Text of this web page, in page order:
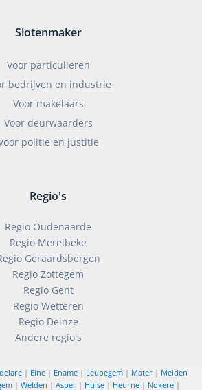
Slotenmaker
Voor particulieren
bedrijven en industrie
Voor makelaars
Voor deurwaarders
politie en justitie
Regio's
Regio Oudenaarde
Regio Merelbeke
Geraardsbergen
Regio Zottegem
Regio Gent
Regio Wetteren
Regio Deinze
Andere regio's
| Eine | Ename | Leupegem | Mater | Melden
| Welden | Asper| Huise| Heurne| Nokere|